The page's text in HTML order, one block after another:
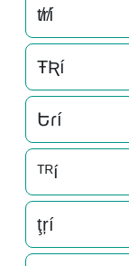
t̸r̸í
ŦƦí
Եɾí
ᵀᴿí
ţŗí